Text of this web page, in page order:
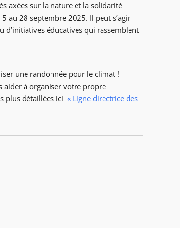
axées sur la nature et la solidarité
au 28 septembre 2025. Il peut s’agir
d’initiatives éducatives qui rassemblent
une randonnée pour le climat !
aider à organiser votre propre
plus détaillées ici« Ligne directrice des